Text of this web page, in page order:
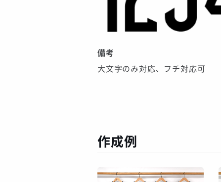
備考
大文字のみ対応、フチ対応可
作成例